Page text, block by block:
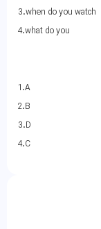
3.when do you
4.what do you
1.A
2.B
3.D
4.C